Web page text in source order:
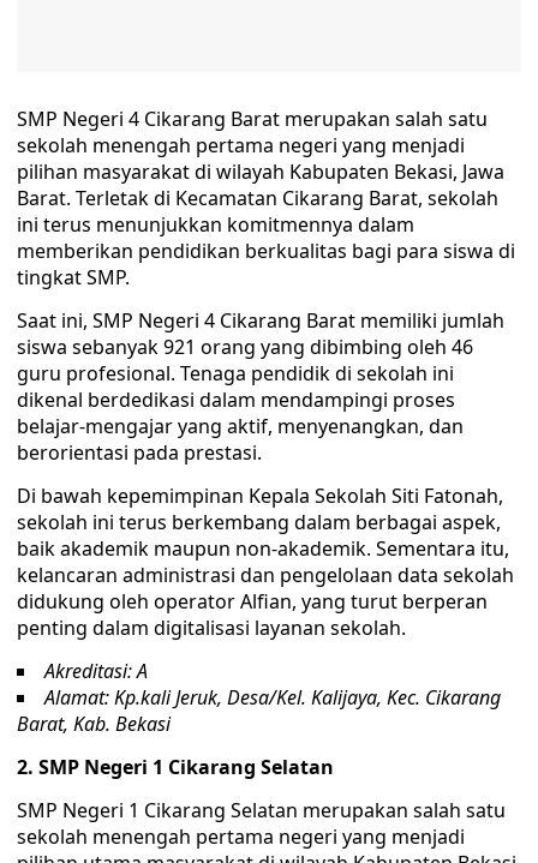
SMP Negeri 4 Cikarang Barat merupakan salah satu
sekolah menengah pertama negeri yang menjadi
pilihan masyarakat di wilayah Kabupaten Bekasi, Jawa
Barat. Terletak di Kecamatan Cikarang Barat, sekolah
ini terus menunjukkan komitmennya dalam
memberikan pendidikan berkualitas bagi para siswa di
tingkat SMP.
Saat ini, SMP Negeri 4 Cikarang Barat memiliki jumlah
siswa sebanyak 921 orang yang dibimbing oleh 46
guru profesional. Tenaga pendidik di sekolah ini
dikenal berdedikasi dalam mendampingi proses
belajar-mengajar yang aktif, menyenangkan, dan
berorientasi pada prestasi.
Di bawah kepemimpinan Kepala Sekolah Siti Fatonah,
sekolah ini terus berkembang dalam berbagai aspek,
baik akademik maupun non-akademik. Sementara itu,
kelancaran administrasi dan pengelolaan data sekolah
didukung oleh operator Alfian, yang turut berperan
penting dalam digitalisasi layanan sekolah.
Akreditasi: A
Alamat: Kp.kali Jeruk, Desa/Kel. Kalijaya, Kec. Cikarang
Barat, Kab. Bekasi
2. SMP Negeri 1 Cikarang Selatan
SMP Negeri 1 Cikarang Selatan merupakan salah satu
sekolah menengah pertama negeri yang menjadi